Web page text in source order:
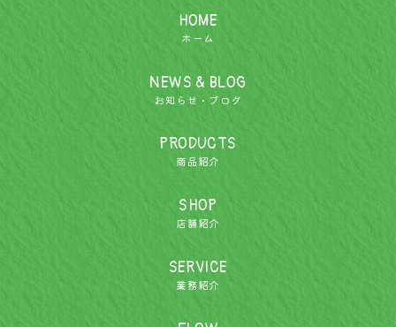
HOME
ホーム
NEWS & BLOG
お知らせ・ブログ
PRODUCTS
商品紹介
SHOP
店舗紹介
SERVICE
業務紹介